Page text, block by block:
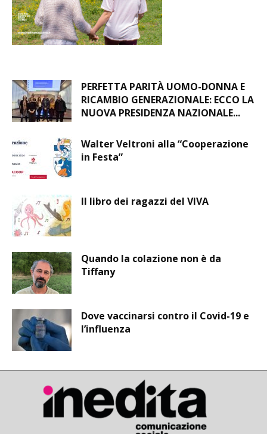
PERFETTA PARITÀ UOMO-DONNA E
RICAMBIO GENERAZIONALE: ECCO LA
NUOVA PRESIDENZA NAZIONALE...
Walter Veltroni alla “Cooperazione
in Festa”
Il libro dei ragazzi del VIVA
Quando la colazione non è da
Tiffany
Dove vaccinarsi contro il Covid-19 e
l’influenza